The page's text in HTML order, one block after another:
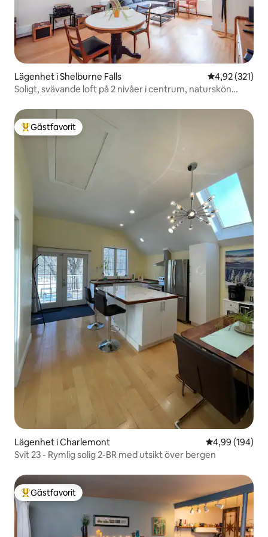
Lägenhet i Shelburne Falls 4,92 av 5 i
4,92 (321)
Soligt, svävande loft på 2 nivåer i centrum, naturskön
Populär gästfavorit
Gästfavorit
Lägenhet i Charlemont 4,99 av 5 i
4,99 (194)
Svit 23 - Rymlig solig 2-BR med utsikt över bergen
Populär gästfavorit
Gästfavorit